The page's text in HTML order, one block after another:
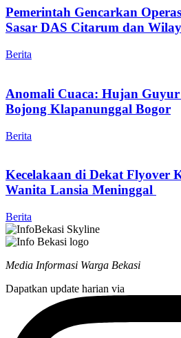
Pemerintah Gencarkan
Sasar DAS Citarum dan
Berita
Anomali Cuaca: Hujan
Bojong Klapanunggal Bogor
Berita
Kecelakaan di Dekat Flyover
Wanita Lansia Meninggal
Berita
Media Informasi Warga Bekasi
Dapatkan update harian via